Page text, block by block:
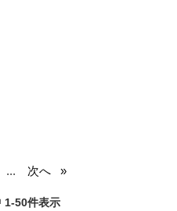
... 次へ
1-50件表示